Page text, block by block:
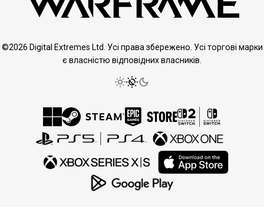
©2026 Digital Extremes Ltd. Усі права збережено. Усі торгові марки
є власністю відповідних власників.